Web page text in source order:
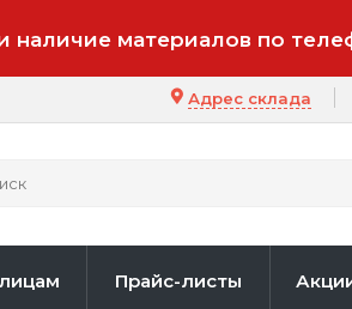
наличие материалов по
Адрес склада
Прайс-листы